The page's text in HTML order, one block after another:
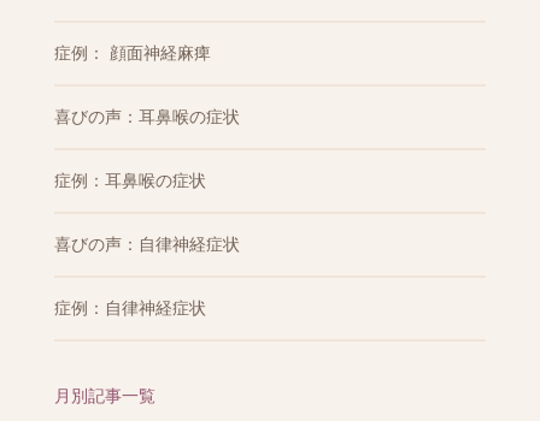
症例： 顔面神経麻痺
喜びの声：耳鼻喉の症状
症例：耳鼻喉の症状
喜びの声：自律神経症状
症例：自律神経症状
月別記事一覧